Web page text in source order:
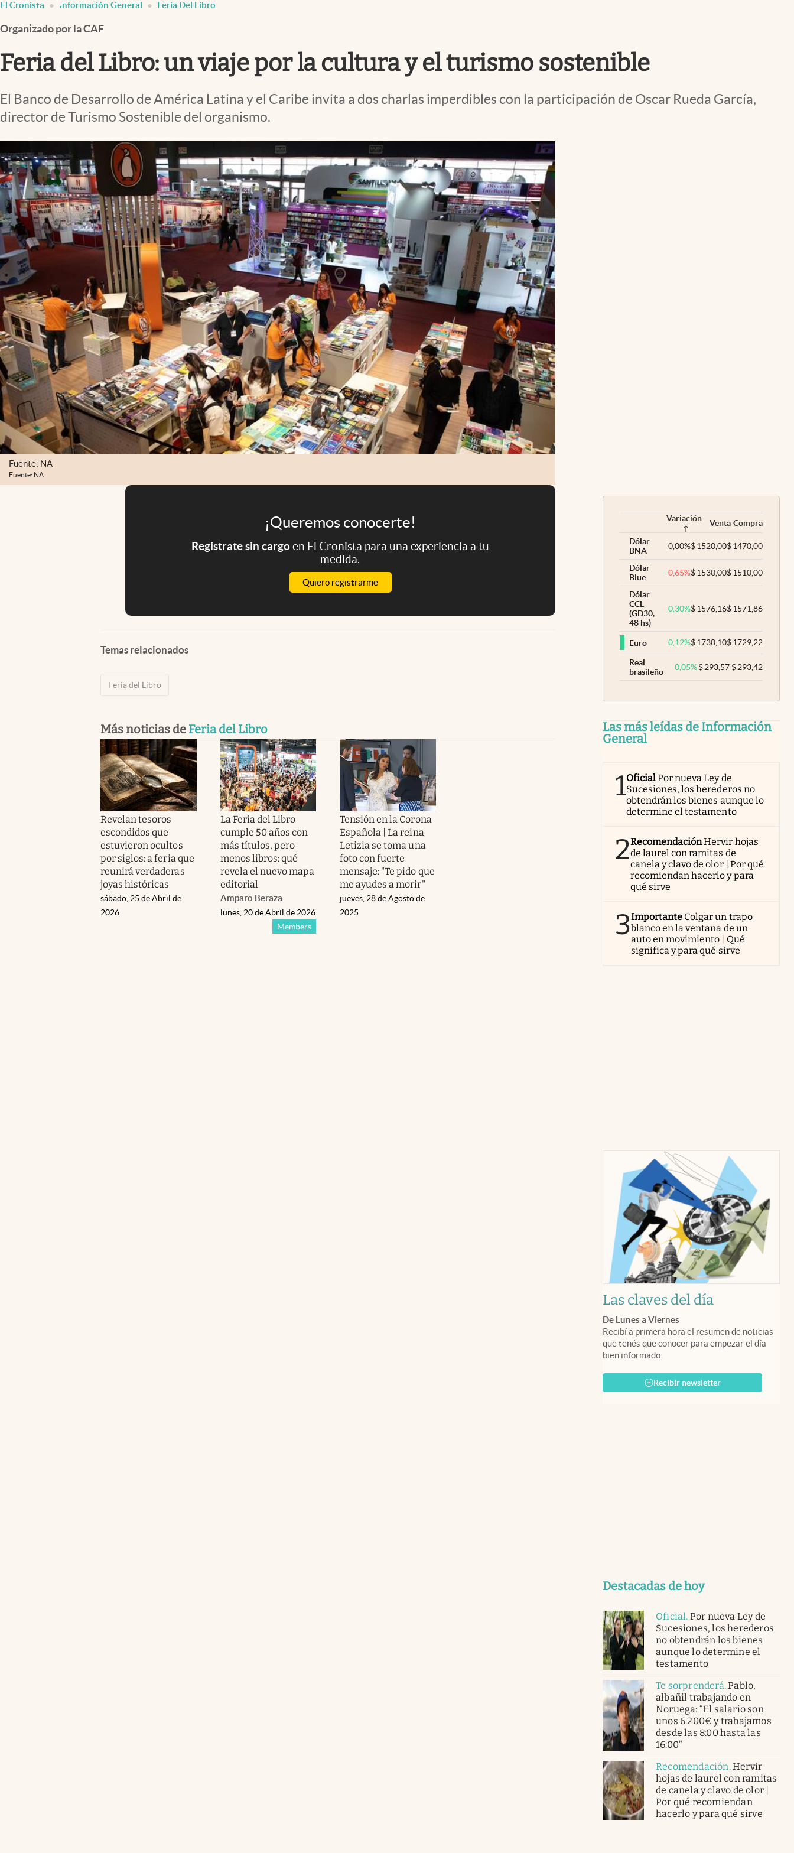
Infotechnology
Clase
Clima
Mundial 2026
Eventos Corporativos
El Cronista Studio
Mediakit
abre en nueva pestaña
El Cronista Información General Feria Del Libro
Organizado por la CAF
Feria del Libro: un viaje por la cultura y el turismo sostenible
El Banco de Desarrollo de América Latina y el Caribe invita a dos charlas imperdibles con la participación de Oscar Rueda García,
director de Turismo Sostenible del organismo.
Fuente: NA
Fuente: NA
¡Queremos conocerte!
Registrate sin cargoen El Cronista para una experiencia a tu
medida.
Quiero registrarme
Temas relacionados
Feria del Libro
Más noticias de Feria del Libro
Revelan tesoros
escondidos que
estuvieron ocultos
por siglos: a feria que
reunirá verdaderas
joyas históricas
sábado, 25 de Abril de
2026
La Feria del Libro
cumple 50 años con
más títulos, pero
menos libros: qué
revela el nuevo mapa
editorial
Amparo Beraza
Members
lunes, 20 de Abril de 2026
Tensión en la Corona
Española | La reina
Letizia se toma una
foto con fuerte
mensaje: "Te pido que
me ayudes a morir"
jueves, 28 de Agosto de
2025
Variación Venta Compra
Dólar
BNA
0,00%$1520,00$1470,00
Dólar
Blue
-0,65%$1530,00$1510,00
Dólar
CCL
(GD30,
48 hs)
0,30%$1576,16$1571,86
Euro 0,12%$1730,10$1729,22
Real
brasileño
0,05% $293,57 $293,42
Las más leídas de Información
General
1OficialPor nueva Ley de
Sucesiones, los herederos no
obtendrán los bienes aunque lo
determine el testamento
2RecomendaciónHervir hojas
de laurel con ramitas de
canela y clavo de olor | Por qué
recomiendan hacerlo y para
qué sirve
3Importante Colgar un trapo
blanco en la ventana de un
auto en movimiento | Qué
significa y para qué sirve
Las claves del día
De Lunes a Viernes
Recibí a primera hora el resumen de noticias
que tenés que conocer para empezar el día
bien informado.
Recibir newsletter
Destacadas de hoy
Oficial. Por nueva Ley de
Sucesiones, los herederos
no obtendrán los bienes
aunque lo determine el
testamento
Te sorprenderá.Pablo,
albañil trabajando en
Noruega: “El salario son
unos 6.200€ y trabajamos
desde las 8:00 hasta las
16:00”
Recomendación.Hervir
hojas de laurel con ramitas
de canela y clavo de olor |
Por qué recomiendan
hacerlo y para qué sirve